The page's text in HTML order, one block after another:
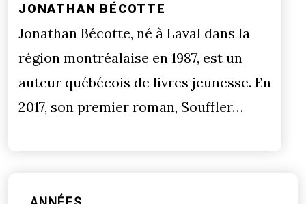
JONATHAN BÉCOTTE
Jonathan Bécotte, né à Laval dans la
région montréalaise en 1987, est un
auteur québécois de livres jeunesse. En
2017, son premier roman, Souffler…